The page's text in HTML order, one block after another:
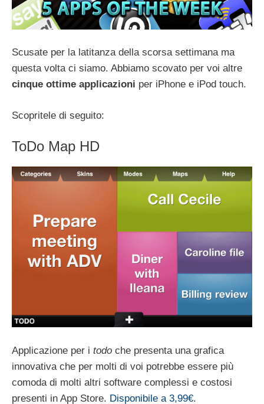
Scusate per la latitanza della scorsa settimana ma
questa volta ci siamo. Abbiamo scovato per voi altre
cinque ottime applicazioni per iPhone e iPod touch.
Scopritele di seguito:
ToDo Map HD
Applicazione per i todo che presenta una grafica
innovativa che per molti di voi potrebbe essere più
comoda di molti altri software complessi e costosi
presenti in App Store. Disponibile a 3,99€.